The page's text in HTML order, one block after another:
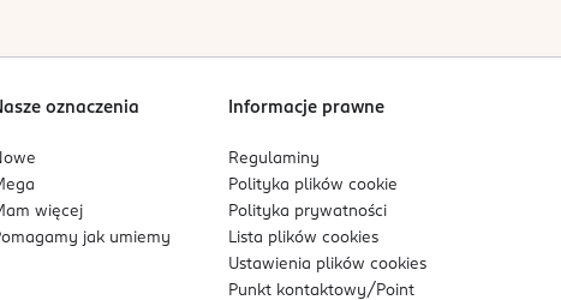
oznaczenia
więcej
jak umiemy
Informacje prawne
Regulaminy
Polityka plikówcookie
Polityka prywatności
Lista plikówcookies
Ustawienia plikówcookies
Punkt kontaktowy/ Point